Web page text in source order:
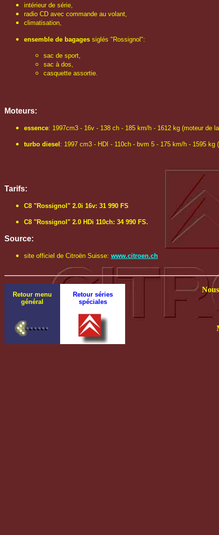
intérieur de série,
radio CD avec commande au volant,
climatisation,
ensemble de bagages siglés "Rossignol":
sac de sport,
sac à dos,
casquette assortie.
Moteurs:
essence: 1997cm3 - 16v - 138 ch - 185 km/h - 1612 kg (moteur de
turbo diesel : 1997 cm3 - HDI - 110ch - bvm 5 - 175 km/h - 1595 kg
Tarifs:
C8 "Rossignol" 2.0i 16v: 31 990 FS
C8 "Rossignol" 2.0 HDi 110ch: 34 990 FS.
Source:
site officiel de Citroën Suisse: www.citroen.ch
Retour menu
général
Retour séries
spéciales